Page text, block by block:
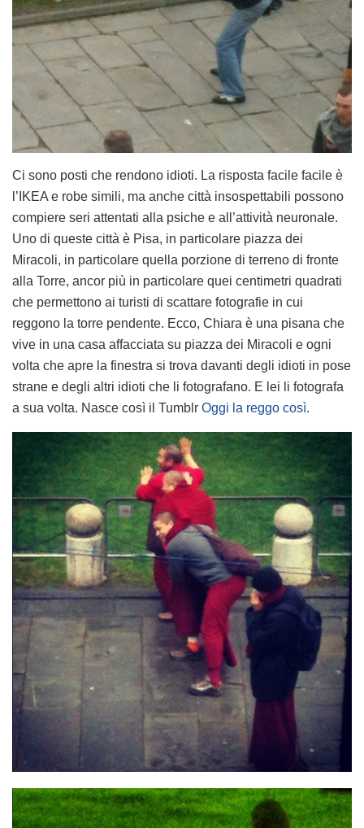
Ci sono posti che rendono idioti. La risposta facile facile è
l’IKEA e robe simili, ma anche città insospettabili possono
compiere seri attentati alla psiche e all’attività neuronale.
Uno di queste città è Pisa, in particolare piazza dei
Miracoli, in particolare quella porzione di terreno di fronte
alla Torre, ancor più in particolare quei centimetri quadrati
che permettono ai turisti di scattare fotografie in cui
reggono la torre pendente. Ecco, Chiara è una pisana che
vive in una casa affacciata su piazza dei Miracoli e ogni
volta che apre la finestra si trova davanti degli idioti in pose
strane e degli altri idioti che li fotografano. E lei li fotografa
a sua volta. Nasce così il Tumblr Oggi la reggo così.